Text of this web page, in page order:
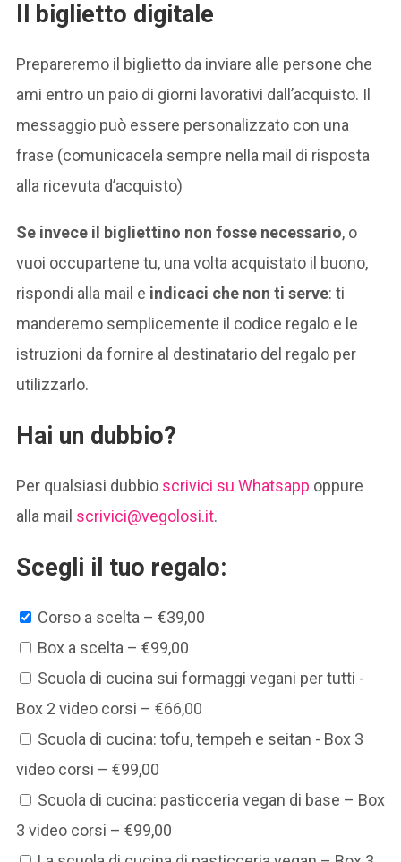
Il biglietto digitale
Prepareremo il biglietto da inviare alle persone che
ami entro un paio di giorni lavorativi dall’acquisto. Il
messaggio può essere personalizzato con una
frase (comunicacela sempre nella mail di risposta
alla ricevuta d’acquisto)
Se invece il bigliettino non fosse necessario, o
vuoi occupartene tu, una volta acquistato il buono,
rispondi alla mail e indicaci che non ti serve: ti
manderemo semplicemente il codice regalo e le
istruzioni da fornire al destinatario del regalo per
utilizzarlo.
Hai un dubbio?
Per qualsiasi dubbio scrivici su Whatsapp oppure
alla mail scrivici@vegolosi.it.
Scegli il tuo regalo:
Corso a scelta – €39,00
Box a scelta – €99,00
Scuola di cucina sui formaggi vegani per tutti -
Box 2 video corsi – €66,00
Scuola di cucina: tofu, tempeh e seitan - Box 3
video corsi – €99,00
Scuola di cucina: pasticceria vegan di base – Box
3 video corsi – €99,00